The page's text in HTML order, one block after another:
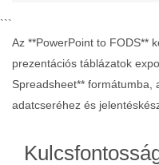
```
Az **PowerPoint to FODS**
prezentációs táblázatok
Spreadsheet** formátumba,
adatcseréhez és